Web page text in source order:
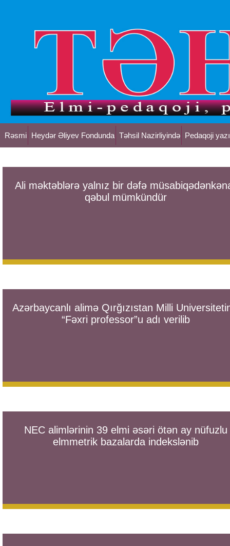
Rəsmi Heydər Əliyev Fondunda Təhsil Nazirliyində Pedaqoji
Ali məktəblərə yalnız bir dəfə
qəbul mümkündür
Azərbaycanlı alimə Qırğızıstan Milli
“Fəxri professor”u adı verilib
NEC alimlərinin 39 elmi əsəri ötən ay nüfuzlu
elmmetrik bazalarda indekslənib